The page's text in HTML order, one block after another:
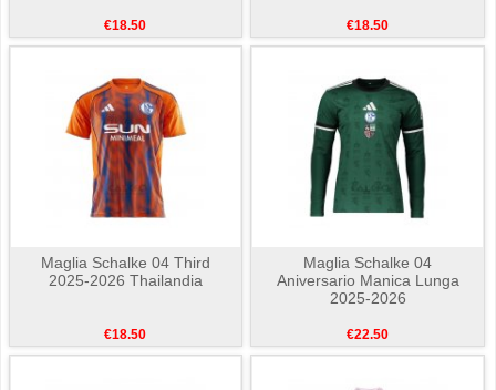
€18.50 €18.50
Maglia Schalke 04 Third
2025-2026 Thailandia
€18.50
Maglia Schalke 04
Aniversario Manica Lunga
2025-2026
€22.50